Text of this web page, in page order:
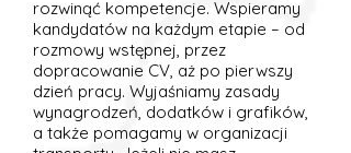
rozwinąć kompetencje. Wspieramy
kandydatów na każdym etapie – od
rozmowy wstępnej, przez
dopracowanie CV, aż po pierwszy
dzień pracy. Wyjaśniamy zasady
wynagrodzeń, dodatków i grafików,
a także pomagamy w organizacji